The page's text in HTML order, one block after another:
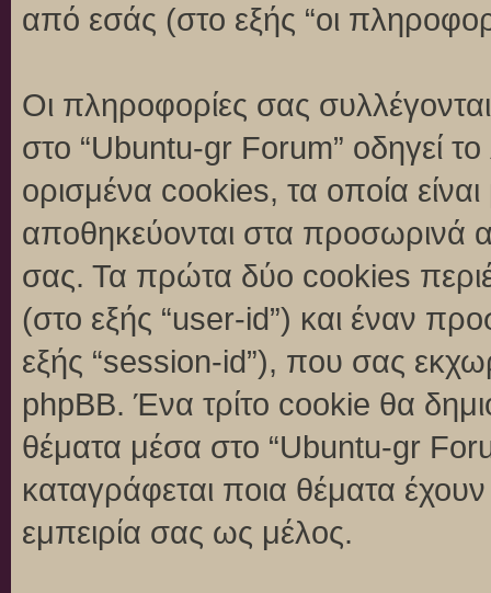
από εσάς (στο εξής “οι
Οι πληροφορίες σας
στο “Ubuntu-gr Forum” οδηγεί
ορισμένα cookies, τα οποία
αποθηκεύονται στα προσωρινά
σας. Τα πρώτα δύο cookies
(στο εξής “user-id”) και έναν
εξής “session-id”), που σας
phpBB. Ένα τρίτο cookie θα
θέματα μέσα στο “Ubuntu-gr
καταγράφεται ποια θέματα
εμπειρία σας ως μέλος.